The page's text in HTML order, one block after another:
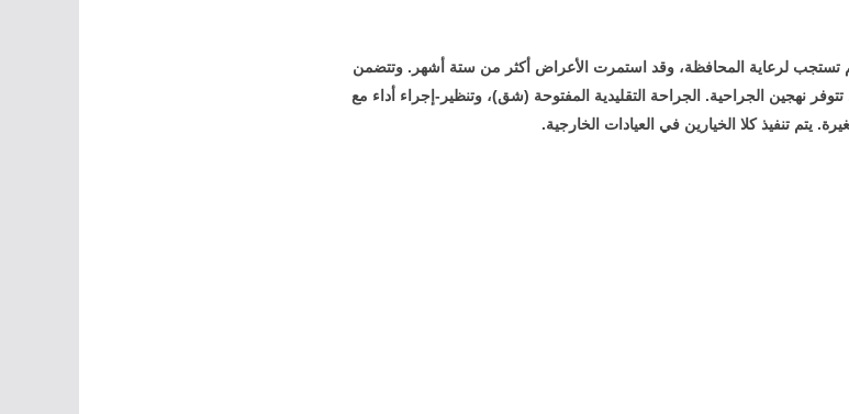
تستجب لرعاية المحافظة، وقد استمرت الأعراض أكثر من ستة أشهر. وتتضمن
نهجين الجراحية. الجراحة التقليدية المفتوحة (شق)، وتنظير-إجراء أداء مع
تنفيذ كلا الخيارين في العيادات الخارجية.